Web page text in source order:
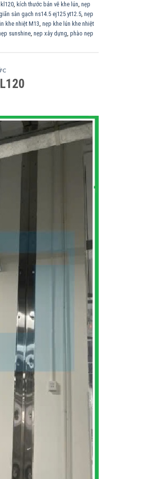
, kích thước bản vẽ khe lún, nẹp
sàn gạch ns14.5 ej125 yt12.5, nẹp
khe nhiệt M13, nẹp khe lún khe nhiệt
sunshine, nẹp xây dựng, phào nẹp